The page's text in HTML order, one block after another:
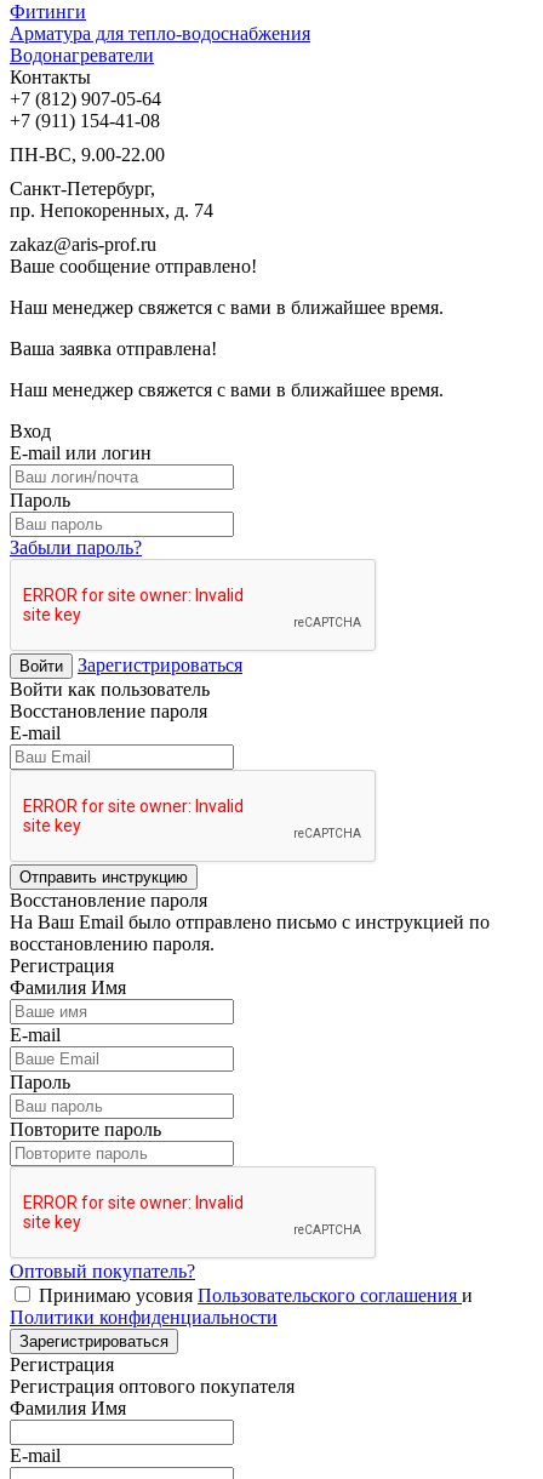
Фитинги
Арматура для тепло-водоснабжения
Водонагреватели
Контакты
+7 (812) 907-05-64
+7 (911) 154-41-08
ПН-ВС, 9.00-22.00
Санкт-Петербург,
пр. Непокоренных, д. 74
zakaz@aris-prof.ru
Ваше сообщение отправлено!
Наш менеджер свяжется с вами в ближайшее время.
Ваша заявка отправлена!
Наш менеджер свяжется с вами в ближайшее время.
Вход
E-mail или логин
Пароль
Забыли пароль?
Войти
Зарегистрироваться
Войти как пользователь
Восстановление пароля
E-mail
Отправить инструкцию
Восстановление пароля
На Ваш Email было отправлено письмо с инструкцией по
восстановлению пароля.
Регистрация
Фамилия Имя
E-mail
Пароль
Повторите пароль
Оптовый покупатель?
Принимаю усовия Пользовательского соглашения и
Политики конфиденциальности
Зарегистрироваться
Регистрация
Регистрация оптового покупателя
Фамилия Имя
E-mail